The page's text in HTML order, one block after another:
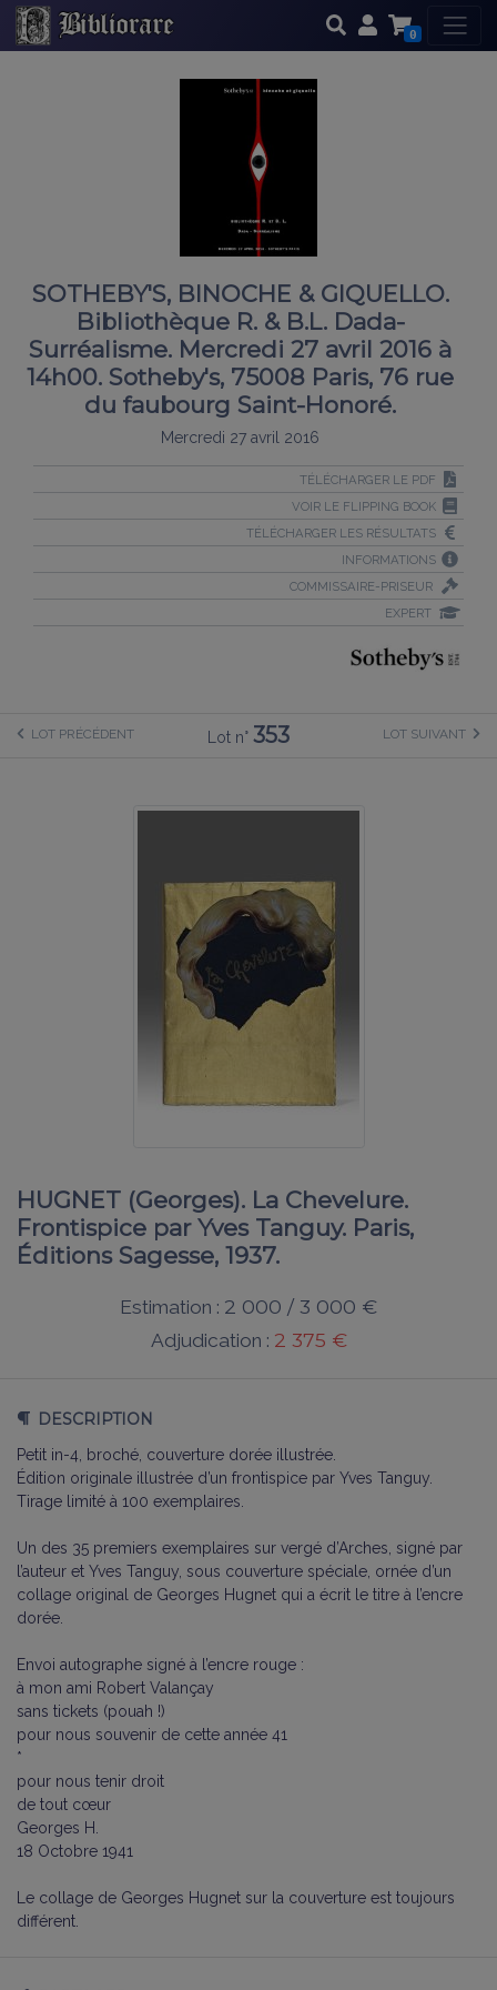
0
SOTHEBY'S, BINOCHE & GIQUELLO.
Bibliothèque R. & B.L. Dada-
Surréalisme. Mercredi 27 avril 2016 à
14h00. Sotheby's, 75008 Paris, 76 rue
du faubourg Saint-Honoré.
Mercredi 27 avril 2016
TÉLÉCHARGER LE PDF
VOIR LE FLIPPING BOOK
TÉLÉCHARGER LES RÉSULTATS
INFORMATIONS
COMMISSAIRE-PRISEUR
EXPERT
LOT PRÉCÉDENT Lot n° 353 LOT SUIVANT
HUGNET (Georges). La Chevelure.
Frontispice par Yves Tanguy. Paris,
Éditions Sagesse, 1937.
Estimation : 2 000 / 3 000 €
Adjudication : 2 375 €
DESCRIPTION
Petit in-4, broché, couverture dorée illustrée.
Édition originale illustrée d’un frontispice par Yves Tanguy.
Tirage limité à 100 exemplaires.
Un des 35 premiers exemplaires sur vergé d’Arches, signé par
l’auteur et Yves Tanguy, sous couverture spéciale, ornée d’un
collage original de Georges Hugnet qui a écrit le titre à l’encre
dorée.
Envoi autographe signé à l’encre rouge :
à mon ami Robert Valançay
sans tickets (pouah !)
pour nous souvenir de cette année 41
*
pour nous tenir droit
de tout cœur
Georges H.
18 Octobre 1941
Le collage de Georges Hugnet sur la couverture est toujours
différent.